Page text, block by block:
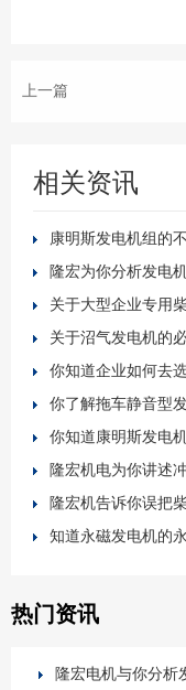
上一篇
相关资讯
康明斯发电机组的
隆宏为你分析发电
关于大型企业专用
关于沼气发电机的
你知道企业如何去
你了解拖车静音型
你知道康明斯发电
隆宏机电为你讲述
隆宏机告诉你误把
知道永磁发电机的
热门资讯
隆宏电机与你分析